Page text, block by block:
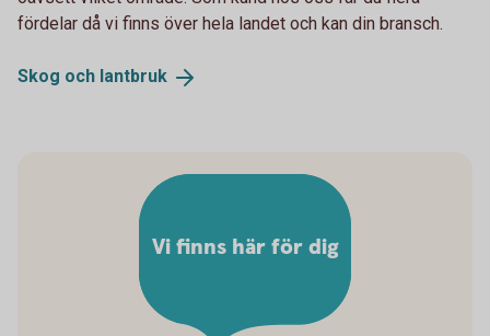
fördelar då vi finns över hela landet och kan din bransch.
Skog och lantbruk
Vi finns här för dig